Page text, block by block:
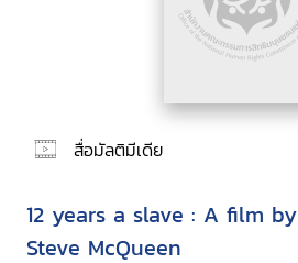
สื่อมัลติมีเดีย
12 years a slave : A film by
Steve McQueen